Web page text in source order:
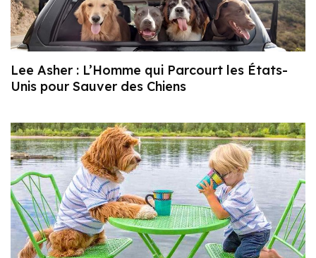
Lee Asher : L’Homme qui Parcourt les États-
Unis pour Sauver des Chiens